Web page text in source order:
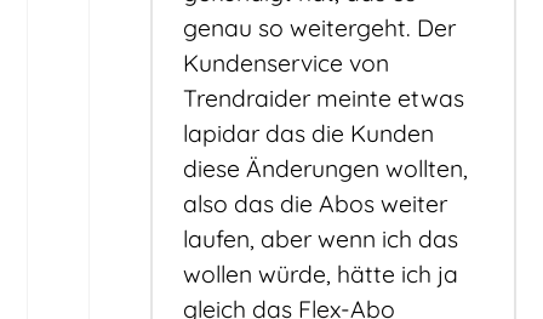
genau so weitergeht. Der
Kundenservice von
Trendraider meinte etwas
lapidar das die Kunden
diese Änderungen wollten,
also das die Abos weiter
laufen, aber wenn ich das
wollen würde, hätte ich ja
gleich das Flex-Abo